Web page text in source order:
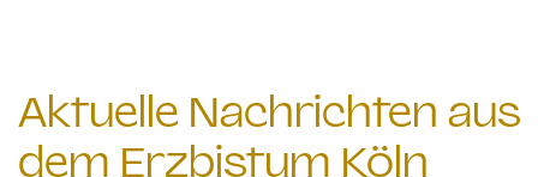
Aktuelle Nachrichten aus
dem Erzbistum Köln